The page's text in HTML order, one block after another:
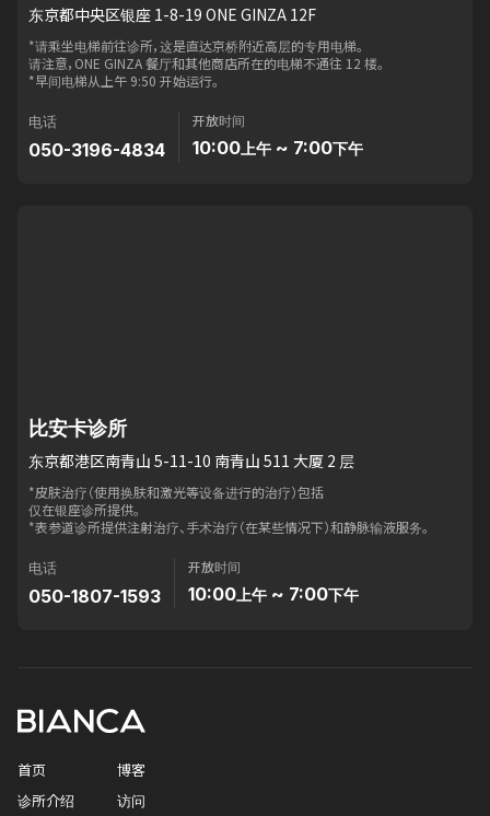
东京都中央区银座 1-8-19 ONE GINZA 12F
*请乘坐电梯前往诊所，这是直达京桥附近高层的专用电梯。
请注意，ONE GINZA 餐厅和其他商店所在的电梯不通往 12 楼。
*早间电梯从上午 9:50 开始运行。
电话
050-3196-4834
开放时间
10:00 上午 ~ 7:00下午
比安卡诊所
东京都港区南青山 5-11-10 南青山 511 大厦 2 层
*皮肤治疗（使用换肤和激光等设备进行的治疗）包括
仅在银座诊所提供。
*表参道诊所提供注射治疗、手术治疗（在某些情况下）和静脉输液服务。
电话
050-1807-1593
开放时间
10:00 上午 ~ 7:00下午
首页
诊所介绍
博客
访问